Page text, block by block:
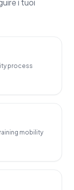
i tuoi
process
mobility